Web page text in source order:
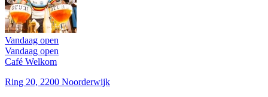
Vandaag open
Vandaag open
Café Welkom
Ring 20, 2200 Noorderwijk